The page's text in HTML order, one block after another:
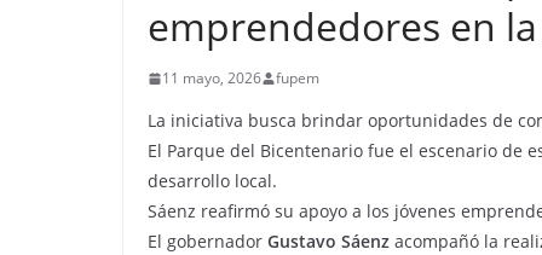
emprendedores en la
11 mayo, 2026 fupem
La iniciativa busca brindar oportunidades de
El Parque del Bicentenario fue el escenario de
desarrollo local.
Sáenz reafirmó su apoyo a los jóvenes
El gobernador Gustavo Sáenz acompañó la